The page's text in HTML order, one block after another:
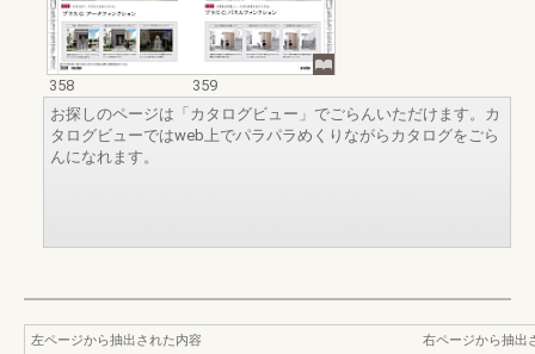
358
359
お探しのページは「カタログビュー」でごらんいただけます。カ
タログビューではweb上でパラパラめくりながらカタログをごら
んになれます。
左ページから抽出された内容
右ページから抽出